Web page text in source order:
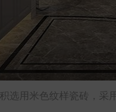
选用米色纹样瓷砖，采